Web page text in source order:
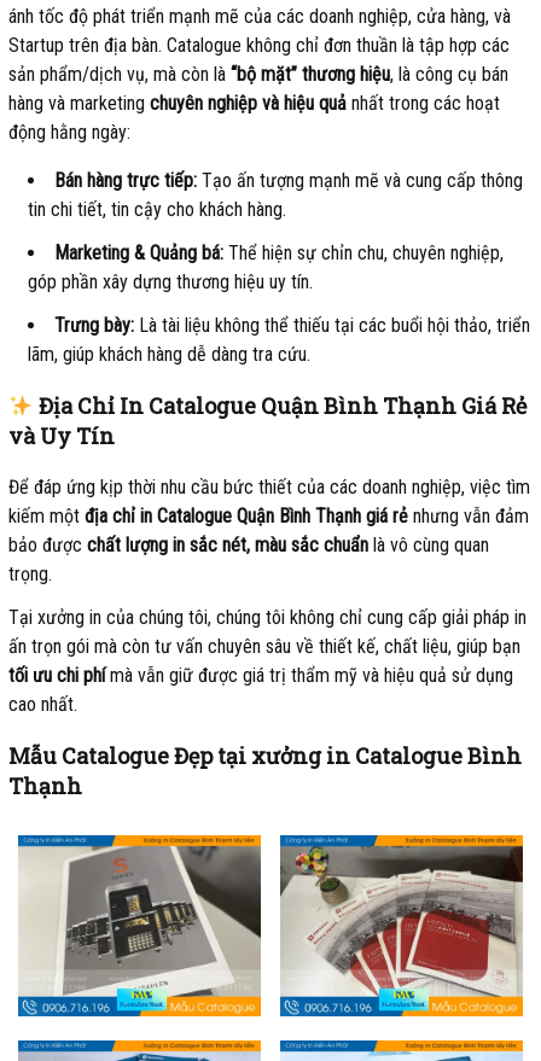
ánh tốc độ phát triển mạnh mẽ của các doanh nghiệp, cửa hàng, và
Startup trên địa bàn. Catalogue không chỉ đơn thuần là tập hợp các
sản phẩm/dịch vụ, mà còn là“bộ mặt” thương hiệu, là công cụ bán
hàng và marketingchuyên nghiệp và hiệu quả nhất trong các hoạt
động hằng ngày:
Bán hàng trực tiếp: Tạo ấn tượng mạnh mẽ và cung cấp thông
tin chi tiết, tin cậy cho khách hàng.
Marketing & Quảng bá: Thể hiện sự chỉn chu, chuyên nghiệp,
góp phần xây dựng thương hiệu uy tín.
Trưng bày: Là tài liệu không thể thiếu tại các buổi hội thảo, triển
lãm, giúp khách hàng dễ dàng tra cứu.
Địa Chỉ In Catalogue Quận Bình Thạnh Giá Rẻ
và Uy Tín
Để đáp ứng kịp thời nhu cầu bức thiết của các doanh nghiệp, việc tìm
kiếm mộtđịa chỉ in Catalogue Quận Bình Thạnh giá rẻ nhưng vẫn đảm
bảo đượcchất lượng in sắc nét, màu sắc chuẩn là vô cùng quan
trọng.
Tại xưởng in của chúng tôi, chúng tôi không chỉ cung cấp giải pháp in
ấn trọn gói mà còn tư vấn chuyên sâu về thiết kế, chất liệu, giúp bạn
tối ưu chi phímà vẫn giữ được giá trị thẩm mỹ và hiệu quả sử dụng
cao nhất.
Mẫu Catalogue Đẹp tại xưởng in Catalogue Bình
Thạnh